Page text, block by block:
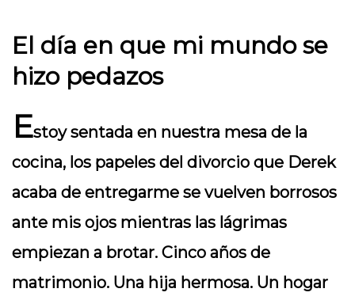
El día en que mi mundo se
hizo pedazos
Estoy sentada en nuestra mesa de la
cocina, los papeles del divorcio que Derek
acaba de entregarme se vuelven borrosos
ante mis ojos mientras las lágrimas
empiezan a brotar. Cinco años de
matrimonio. Una hija hermosa. Un hogar